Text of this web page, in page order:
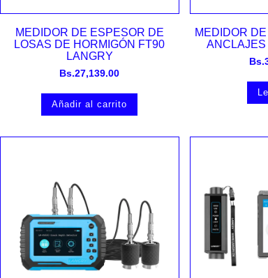
Vista rápida
MEDIDOR DE ESPESOR DE
LOSAS DE HORMIGÓN FT90
LANGRY
Bs.27,139.00
Añadir al carrito
MEDIDOR
ANCLAJES
Bs.